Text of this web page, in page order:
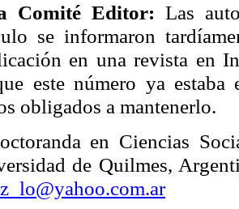
Comité Editor: Las
se informaron
en una revista en
este número ya estaba
obligados a mantenerlo.
en Ciencias
de Quilmes,